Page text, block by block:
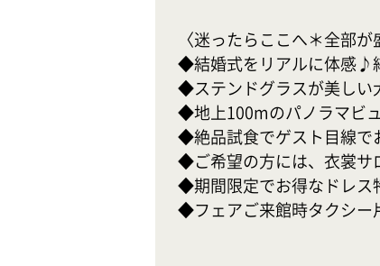
〈迷ったらここへ＊全部
◆結婚式をリアルに体感♪
◆ステンドグラスが美しい
◆地上100mのパノラマビ
◆絶品試食でゲスト目線で
◆ご希望の方には、衣裳サ
◆期間限定でお得なドレス
◆フェアご来館時タクシ